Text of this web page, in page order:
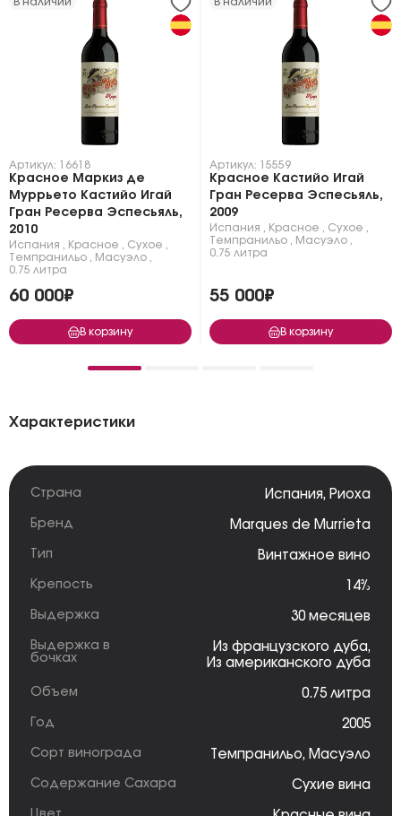
Артикул: 16618
Красное Маркиз де
Муррьето Кастийо Игай
Гран Ресерва Эспесьяль,
2010
Испания Красное Сухое
Темпранильо
Масуэло
0.75 литра
60 000₽
В корзину
Артикул: 15559
Красное Кастийо Игай
Гран Ресерва Эспесьяль,
2009
Испания Красное Сухое
Темпранильо
Масуэло
0.75 литра
55 000₽
В корзину
Характеристики
Страна Испания, Риоха
Бренд Marques de Murrieta
Тип Винтажное вино
Крепость 14%
Выдержка 30 месяцев
Выдержка в
бочках
Из французского дуба,
Из американского дуба
Объем 0.75 литра
Год 2005
Сорт винограда Темпранильо, Масуэло
Содержание Сахара Сухие вина